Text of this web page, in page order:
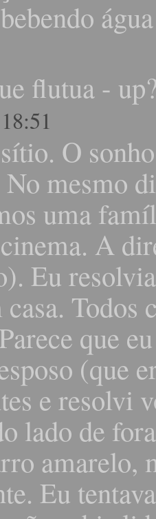
flutua -
O
mesmo
uma
A
Eu
Todos
que
(que
e resolvi
lado de
amarelo,
Eu